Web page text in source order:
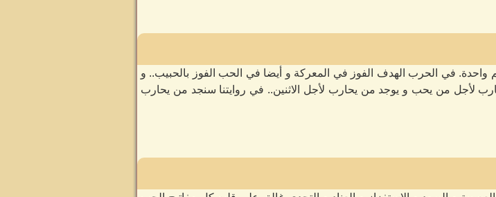
واحدة. في الحرب الهدف الفوز في المعركة و أيضا في الحب الفوز بالحبيب.. و
لأجل من يحب و يوجد من يحارب لأجل الاثنين.. في روايتنا سنجد من يحارب